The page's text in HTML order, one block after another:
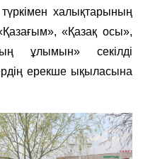
халықтарының
«Қазақ осы»,
ұлымын» секілді
ерекше ықыласына